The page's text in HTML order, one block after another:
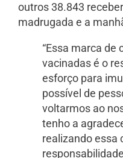
outros 38.843
madrugada e a
“Essa marca de
vacinadas é o
esforço para
possível de
voltarmos ao
tenho a
realizando essa